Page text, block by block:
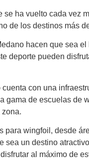
ha vuelto cada vez
de los destinos más
hacen que sea
deporte pueden
con una
gama de escuelas de
zona.
para wingfoil, desde
un destino
al máximo de